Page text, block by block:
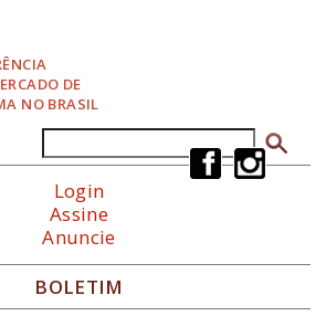
DE
NO BRASIL
Formulário de busca
Login
Assine
Anuncie
BOLETIM